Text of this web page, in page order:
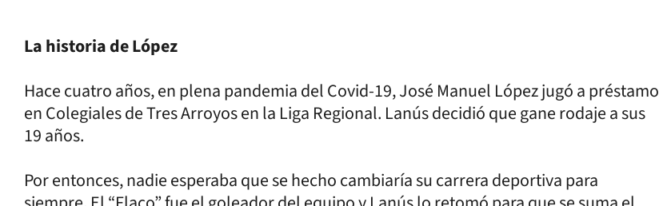
La historia de López
Hace cuatro años, en plena pandemia del Covid-19, José Manuel López jugó a préstamo
en Colegiales de Tres Arroyos en la Liga Regional. Lanús decidió que gane rodaje a sus
19 años.
Por entonces, nadie esperaba que se hecho cambiaría su carrera deportiva para